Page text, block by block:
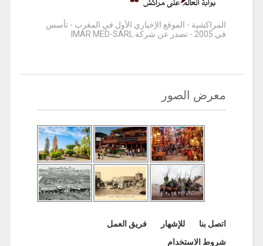
المراكشية - الموقع الإخباري الأول في المغرب - تأسس
في 2005 - تصدر عن شركة IMAR MED-SARL
معرض الصور
اتصل بنا للإشهار
فريق العمل
شروط الاستخدام